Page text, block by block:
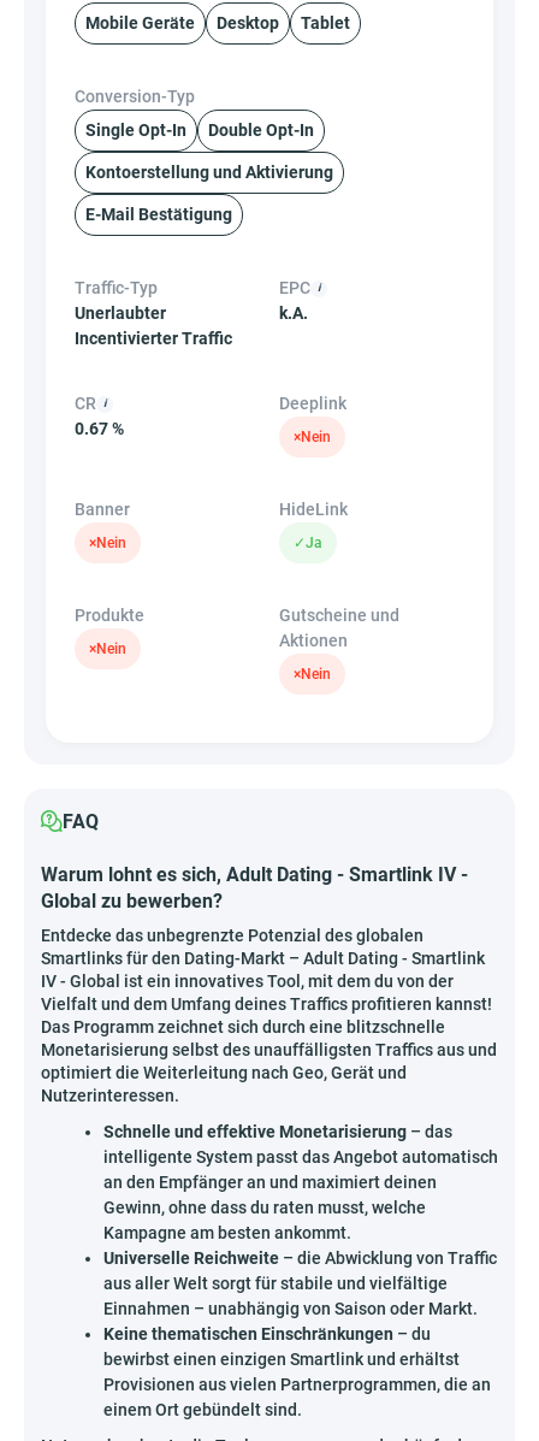
Mobile Geräte
Desktop Tablet
Conversion-Typ
Single Opt-In
Double Opt-In
Kontoerstellung und Aktivierung
E-Mail Bestätigung
Traffic-Typ
Unerlaubter
Incentivierter Traffic
EPC
k.A.
CR
0.67 %
Deeplink
×Nein
Banner
×Nein
HideLink
✓Ja
Produkte
×Nein
Gutscheine und
Aktionen
×Nein
FAQ
Warum lohnt es sich, Adult Dating - Smartlink IV -
Global zu bewerben?
Entdecke das unbegrenzte Potenzial des globalen
Smartlinks für den Dating-Markt – Adult Dating - Smartlink
IV - Global ist ein innovatives Tool, mit dem du von der
Vielfalt und dem Umfang deines Traffics profitieren kannst!
Das Programm zeichnet sich durch eine blitzschnelle
Monetarisierung selbst des unauffälligsten Traffics aus und
optimiert die Weiterleitung nach Geo, Gerät und
Nutzerinteressen.
Schnelle und effektive Monetarisierung – das
intelligente System passt das Angebot automatisch
an den Empfänger an und maximiert deinen
Gewinn, ohne dass du raten musst, welche
Kampagne am besten ankommt.
Universelle Reichweite – die Abwicklung von Traffic
aus aller Welt sorgt für stabile und vielfältige
Einnahmen – unabhängig von Saison oder Markt.
Keine thematischen Einschränkungen – du
bewirbst einen einzigen Smartlink und erhältst
Provisionen aus vielen Partnerprogrammen, die an
einem Ort gebündelt sind.